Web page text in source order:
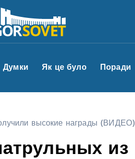
Думки Як це було Поради
высокие награды (ВИДЕО)
из